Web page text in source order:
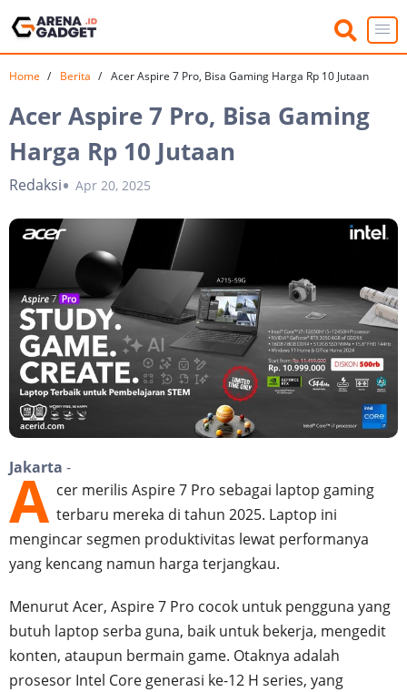
Home Berita Acer Aspire 7 Pro, Bisa Gaming Harga Rp 10 Jutaan
Acer Aspire 7 Pro, Bisa Gaming
Harga Rp 10 Jutaan
Redaksi Apr 20, 2025
Jakarta -
A cer merilis Aspire 7 Pro sebagai laptop gaming
terbaru mereka di tahun 2025. Laptop ini
mengincar segmen produktivitas lewat performanya
yang kencang namun harga terjangkau.
Menurut Acer, Aspire 7 Pro cocok untuk pengguna yang
butuh laptop serba guna, baik untuk bekerja, mengedit
konten, ataupun bermain game. Otaknya adalah
prosesor Intel Core generasi ke-12 H series, yang